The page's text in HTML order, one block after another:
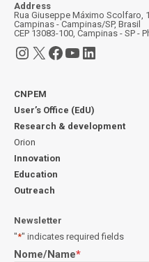
Address
Rua Giuseppe Máximo Scolfaro,
Campinas - Campinas/SP, Brasil
CEP 13083-100, Campinas - SP -
Instagram
X Facebook
YouTube
LinkedIn
CNPEM
User’s Office (EdU)
Research & development
Orion
Innovation
Education
Outreach
Newsletter
"*" indicates required fields
Nome/Name*